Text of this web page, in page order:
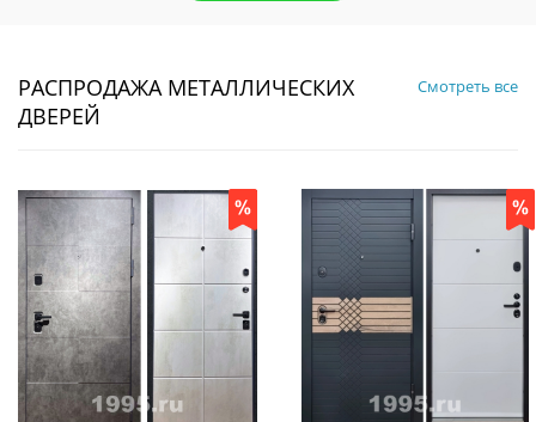
РАСПРОДАЖА МЕТАЛЛИЧЕСКИХ
ДВЕРЕЙ
Смотреть все